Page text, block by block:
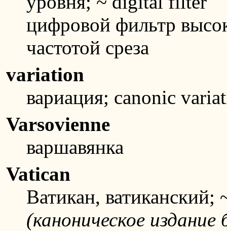
цифровой фильтр
частотой среза
variation
вариация; canonic
Varsovienne
варшавянка
Vatican
Ватикан, ватиканский;
(каноническое издание